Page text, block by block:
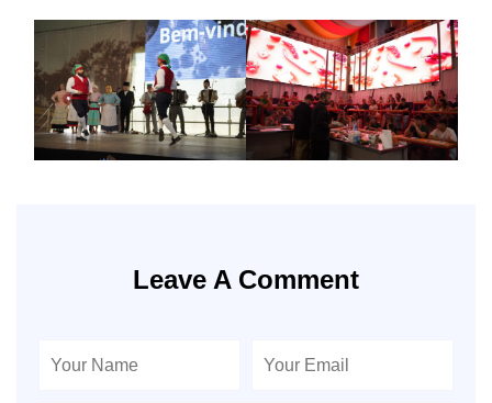
Leave A Comment